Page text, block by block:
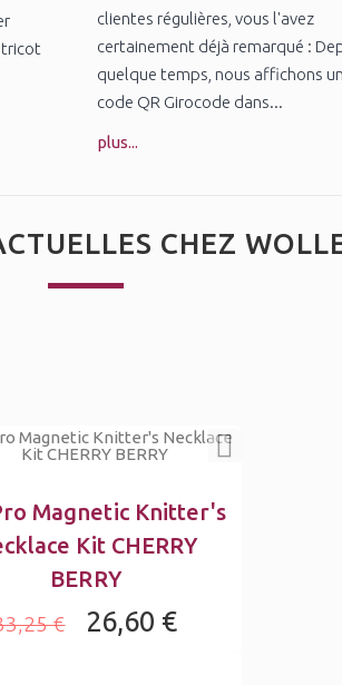
tricot
clientes régulières, vous l'avez
certainement déjà remarqué :
quelque temps, nous affichons un
code QR Girocode dans...
plus...
CHEZ
Magnetic Knitter's
Kit CHERRY
BERRY
€ 26,60 €